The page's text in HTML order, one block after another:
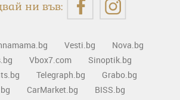
ни във:
Vesti.bg
Nova.bg
Vbox7.com
Sinoptik.bg
Telegraph.bg
Grabo.bg
CarMarket.bg BISS.bg